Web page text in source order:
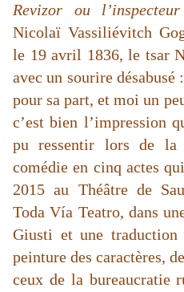
Revizor
ou
Nicolaï Vassiliévitch
le 19 avril 1836, le tsar
avec un sourire
pour sa part, et moi un
c’est bien l’impression
pu ressentir lors de la
comédie en cinq actes
2015 au Théâtre de
Toda Vía Teatro, dans
Giusti et une traduction
peinture des caractères,
ceux de la bureaucratie